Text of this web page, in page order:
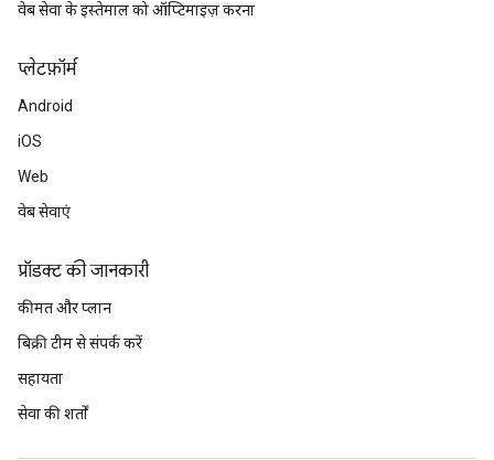
वेब सेवा के इस्तेमाल को ऑप्टिमाइज़ करना
प्‍लेटफ़ॉर्म
Android
iOS
Web
वेब सेवाएं
प्रॉडक्ट की जानकारी
कीमत और प्लान
बिक्री टीम से संपर्क करें
सहायता
सेवा की शर्तों